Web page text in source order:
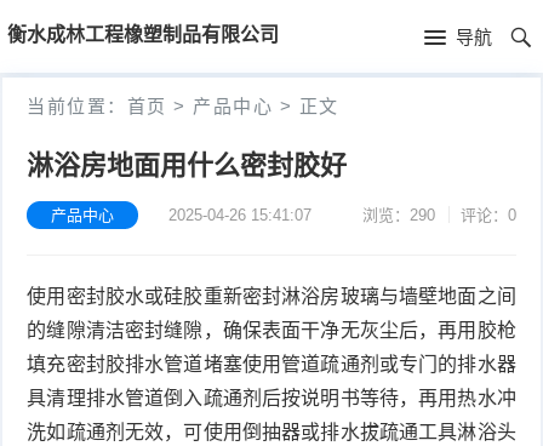
衡水成林工程橡塑制品有限公司 导航
首
页
首
当前位置： 首页 > 产品中心 > 正文
淋浴房地面用什么密封胶好
产品中心 2025-04-26 15:41:07 浏览：290 评论：0
使用密封胶水或硅胶重新密封淋浴房玻璃与墙壁地面之间
的缝隙清洁密封缝隙，确保表面干净无灰尘后，再用胶枪
填充密封胶排水管道堵塞使用管道疏通剂或专门的排水器
具清理排水管道倒入疏通剂后按说明书等待，再用热水冲
洗如疏通剂无效，可使用倒抽器或排水拔疏通工具淋浴头